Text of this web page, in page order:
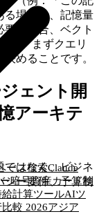
ース検索Claude
暗号資産カード検
計算ツールAIツ
較 2026アジア
る場合や、記憶量
な場合、ベクト
は、まずクエリ
めることです。
ェント開
アーキテ
ではなく、ビジネ
シー要件、予算制